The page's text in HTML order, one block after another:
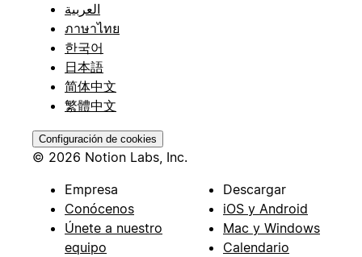
العربية
ภาษาไทย
한국어
日本語
简体中文
繁體中文
Configuración de cookies
© 2026 Notion Labs, Inc.
Empresa
Conócenos
Únete a nuestro
equipo
Descargar
iOS y Android
Mac y Windows
Calendario